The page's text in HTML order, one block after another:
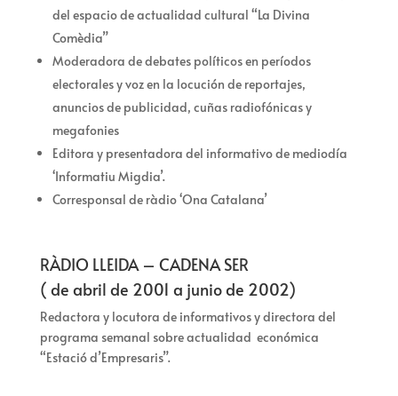
del espacio de actualidad cultural “La Divina
Comèdia”
Moderadora de debates políticos en períodos
electorales y voz en la locución de reportajes,
anuncios de publicidad, cuñas radiofónicas y
megafonies
Editora y presentadora del informativo de mediodía
‘Informatiu Migdia’.
Corresponsal de ràdio ‘Ona Catalana’
RÀDIO LLEIDA – CADENA SER
( de abril de 2001 a junio de 2002)
Redactora y locutora de informativos y directora del
programa semanal sobre actualidad económica
“Estació d’Empresaris”.